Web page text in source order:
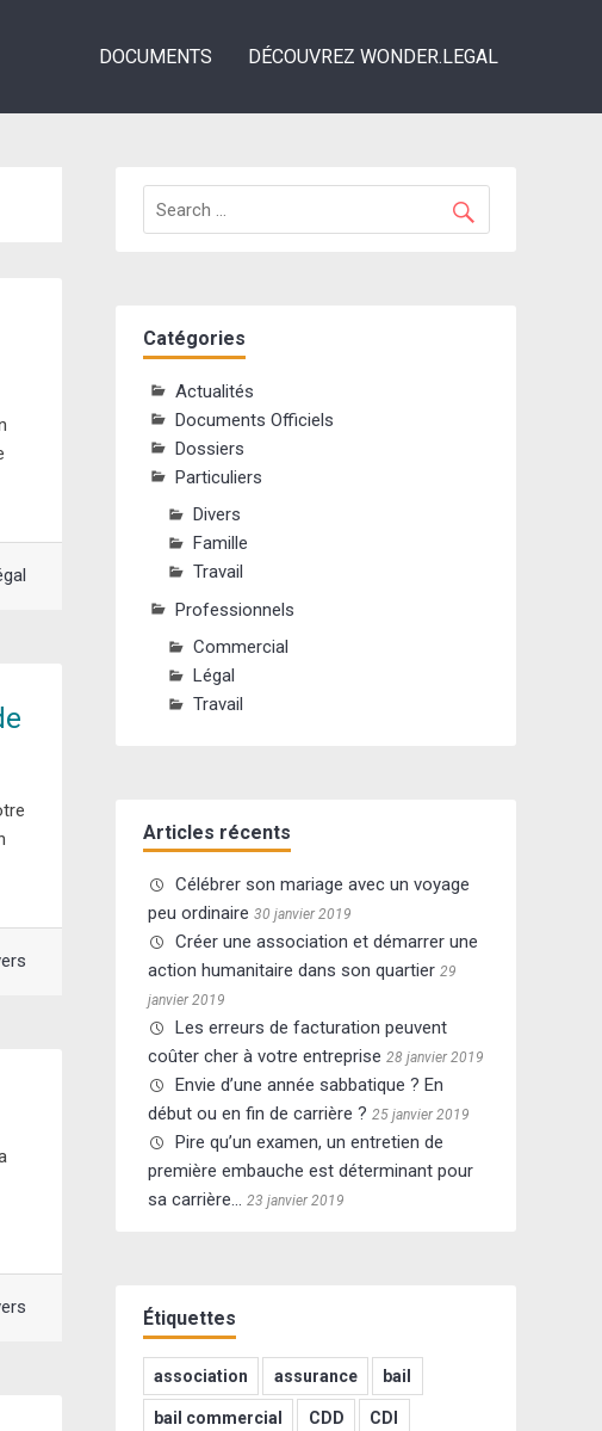
DOCUMENTS DÉCOUVREZ WONDER.LEGAL
Catégories
Actualités
Documents Officiels
Dossiers
Particuliers
Divers
Famille
Travail
Professionnels
Commercial
Légal
Travail
Articles récents
Célébrer son mariage avec un voyage
peu ordinaire 30 janvier 2019
Créer une association et démarrer une
action humanitaire dans son quartier 29
janvier 2019
Les erreurs de facturation peuvent
coûter cher à votre entreprise 28 janvier 2019
Envie d’une année sabbatique ? En
début ou en fin de carrière ? 25 janvier 2019
Pire qu’un examen, un entretien de
première embauche est déterminant pour
sa carrière… 23 janvier 2019
Étiquettes
association assurance bail
bail commercial CDD CDI